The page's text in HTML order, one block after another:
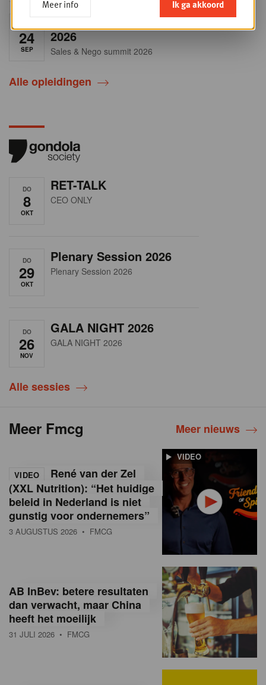
24
SEP
Sales & nego Summit
2026
Sales & Nego summit 2026
Alle opleidingen
DO
8
OKT
RET-TALK
CEO ONLY
DO
29
OKT
Plenary Session 2026
Plenary Session 2026
DO
26
NOV
GALA NIGHT 2026
GALA NIGHT 2026
Alle sessies
Meer Fmcg Meer nieuws
VIDEO
VIDEO
René van der Zel
(XXL Nutrition): “Het huidige
beleid in Nederland is niet
gunstig voor ondernemers”
3 AUGUSTUS 2026 • FMCG
AB InBev: betere resultaten
dan verwacht, maar China
heeft het moeilijk
31 JULI 2026 • FMCG
Meer info Ik ga akkoord